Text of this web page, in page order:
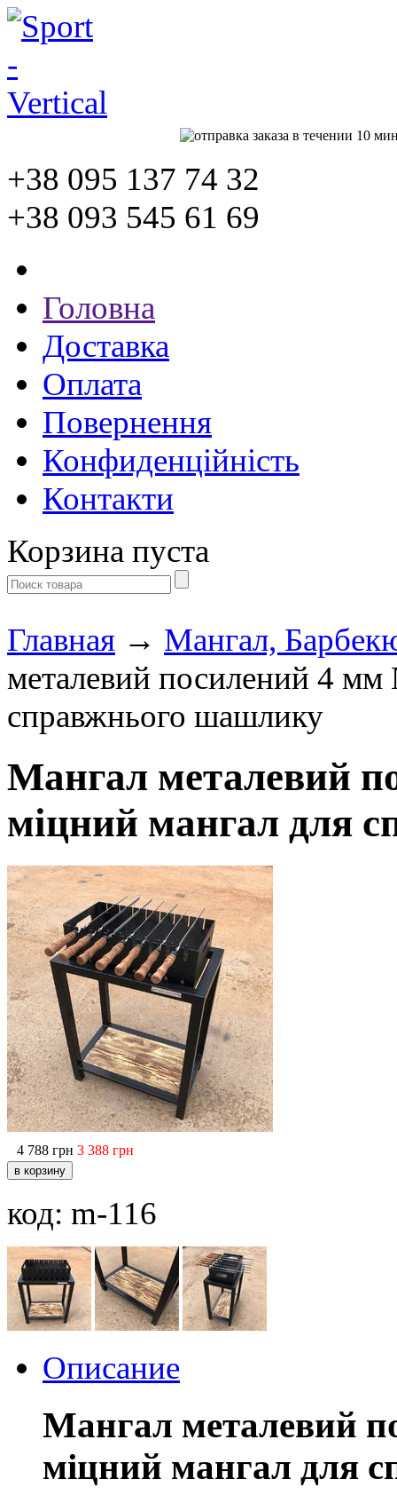
+38 095 137 74 32
+38 093 545 61 69
Головна
Доставка
Оплата
Повернення
Конфиденційність
Контакти
Корзина пуста
Главная → Мангал,
металевий посилений 4
справжнього шашлику
Мангал металевий
міцний мангал для
4 788 грн 3 388 грн
код: m-116
Описание
Мангал металевий
міцний мангал для